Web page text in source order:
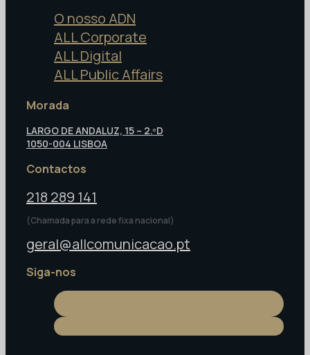
O nosso ADN
ALL Corporate
ALL Digital
ALL Public Affairs
Morada
LARGO DE ANDALUZ, 15 – 2.ºD
1050-004 LISBOA
Contactos
218 289 141
(Chamada para a rede fixa nacional)
geral@allcomunicacao.pt
Siga-nos